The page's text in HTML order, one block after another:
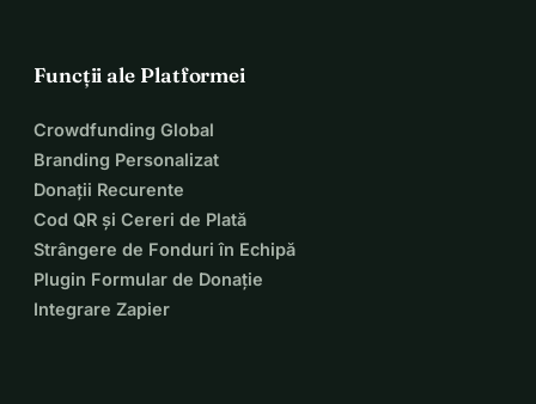
Funcții ale Platformei
Crowdfunding Global
Branding Personalizat
Donații Recurente
Cod QR și Cereri de Plată
Strângere de Fonduri în Echipă
Plugin Formular de Donație
Integrare Zapier